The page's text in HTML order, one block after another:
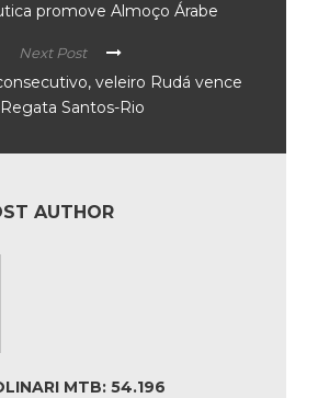
promove Almoço Árabe
Next Post
veleiro Rudá vence
Regata Santos-Rio
AUTHOR
MTB: 54.196